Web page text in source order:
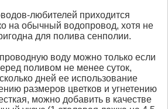
любителей приходится
на обычный водопровод, хотя не
для полива сенполии.
воду можно только если
поливом не менее суток,
дней ее использование
размеров цветков и угнетению
можно добавить в качестве